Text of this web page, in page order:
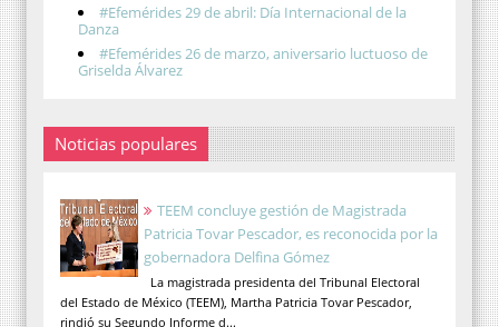
#Efemérides 29 de abril: Día Internacional de la
Danza
#Efemérides 26 de marzo, aniversario luctuoso de
Griselda Álvarez
Noticias populares
TEEM concluye gestión de Magistrada
Patricia Tovar Pescador, es reconocida por la
gobernadora Delfina Gómez
La magistrada presidenta del Tribunal Electoral
del Estado de México (TEEM), Martha Patricia Tovar Pescador,
rindió su Segundo Informe d...